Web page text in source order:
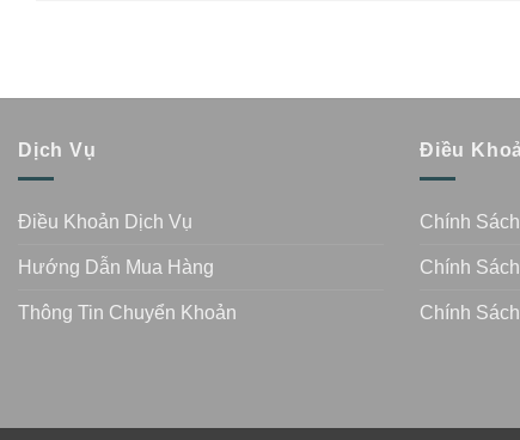
Dịch Vụ
Điều Khoản Dịch Vụ
Hướng Dẫn Mua Hàng
Thông Tin Chuyển Khoản
Điều
Chính
Chính
Chính